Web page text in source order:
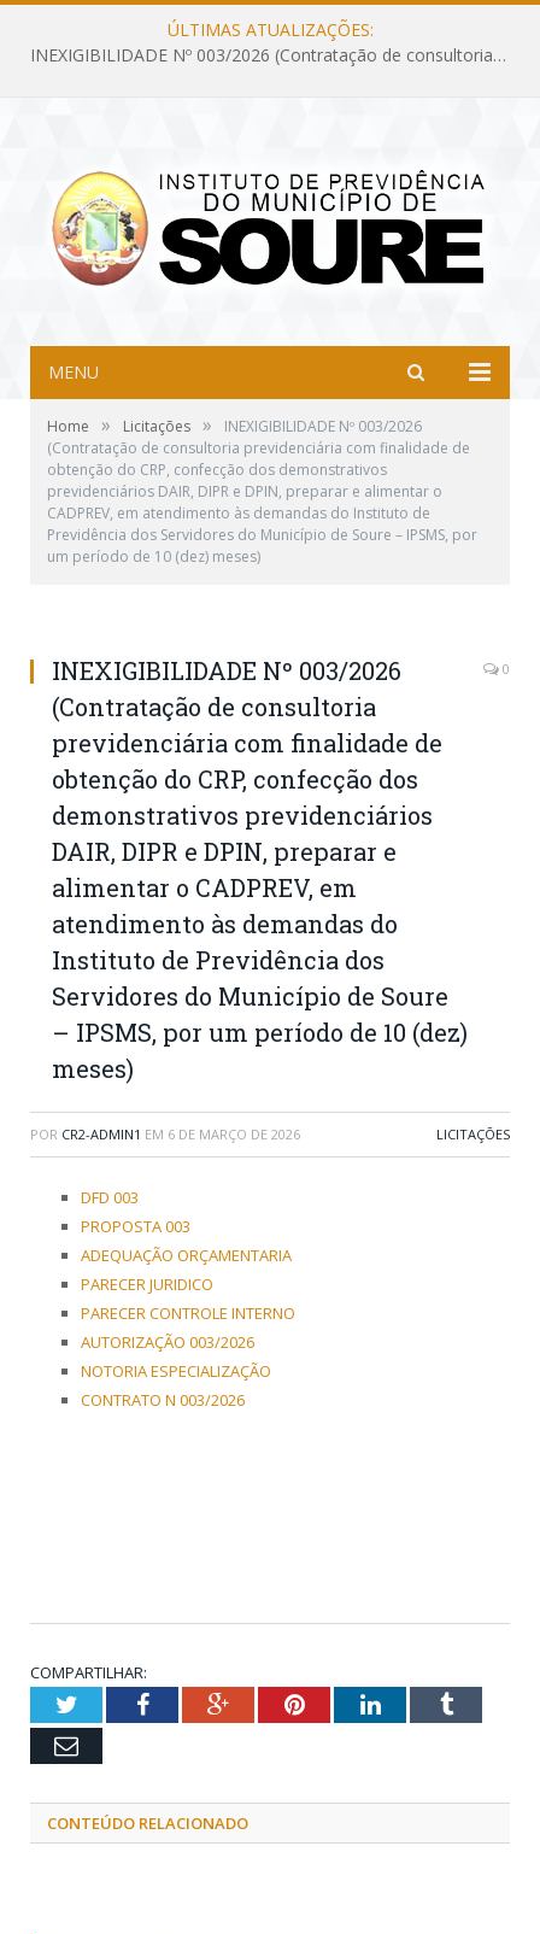
ÚLTIMAS ATUALIZAÇÕES:
INEXIGIBILIDADE Nº 003/2026 (Contratação de consultoria previdenciária com finalidade de obtenção do CRP, confecção dos demonstrativos previdenciários DAIR, DIPR e DPIN, preparar e alimentar o CADPREV, em atendimento às demandas do Instituto de Previdência dos Servidores do Município de Soure – IPSMS, por um período de 10 (dez) meses)
MENU
Home » Licitações »
INEXIGIBILIDADE Nº 003/2026
(Contratação de consultoria previdenciária com finalidade de
obtenção do CRP, confecção dos demonstrativos
previdenciários DAIR, DIPR e DPIN, preparar e alimentar o
CADPREV, em atendimento às demandas do Instituto de
Previdência dos Servidores do Município de Soure – IPSMS, por
um período de 10 (dez) meses)
INEXIGIBILIDADE Nº 003/2026
(Contratação de consultoria
previdenciária com finalidade de
obtenção do CRP, confecção dos
demonstrativos previdenciários
DAIR, DIPR e DPIN, preparar e
alimentar o CADPREV, em
atendimento às demandas do
Instituto de Previdência dos
Servidores do Município de Soure
– IPSMS, por um período de 10 (dez)
meses)
0
POR CR2-ADMIN1 EM 6 DE MARÇO DE 2026 LICITAÇÕES
DFD 003
PROPOSTA 003
ADEQUAÇÃO ORÇAMENTARIA
PARECER JURIDICO
PARECER CONTROLE INTERNO
AUTORIZAÇÃO 003/2026
NOTORIA ESPECIALIZAÇÃO
CONTRATO N 003/2026
COMPARTILHAR:
TwitterFacebookGoogle+PinterestLinkedInTumblr
Email
CONTEÚDO RELACIONADO